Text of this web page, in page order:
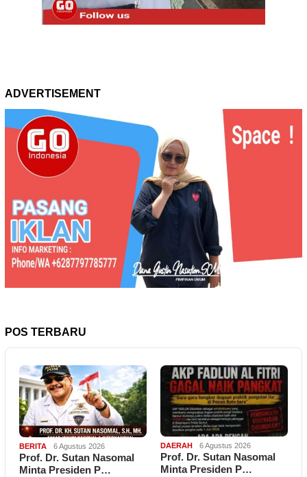
ADVERTISEMENT
POS TERBARU
BERITA 6 Agustus 2026
Prof. Dr. Sutan Nasomal
Minta Presiden P…
DAERAH 6 Agustus 2026
Prof. Dr. Sutan Nasomal
Minta Presiden P…